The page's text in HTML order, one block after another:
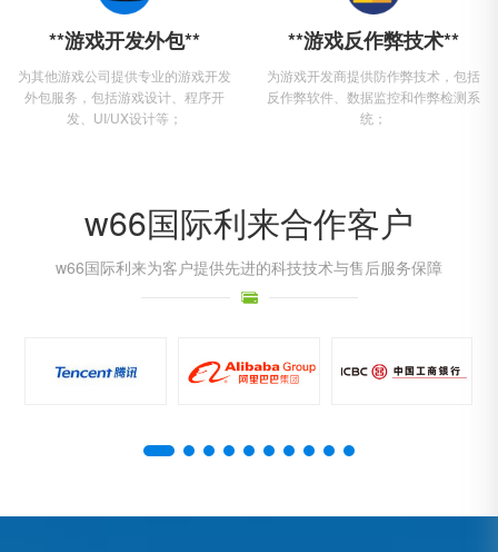
**游戏开发外包**
为其他游戏公司提供专业的游戏开发
外包服务，包括游戏设计、程序开
发、UI/UX设计等；
**游戏反作弊技术**
为游戏开发商提供防作弊技术，包括
反作弊软件、数据监控和作弊检测系
统；
w66国际利来合作客户
w66国际利来为客户提供先进的科技技术与售后服务保障